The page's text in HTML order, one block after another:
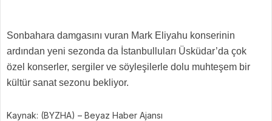
Sonbahara damgasını vuran Mark Eliyahu konserinin
ardından yeni sezonda da İstanbulluları Üsküdar’da çok
özel konserler, sergiler ve söyleşilerle dolu muhteşem bir
kültür sanat sezonu bekliyor.
Kaynak: (BYZHA) – Beyaz Haber Ajansı